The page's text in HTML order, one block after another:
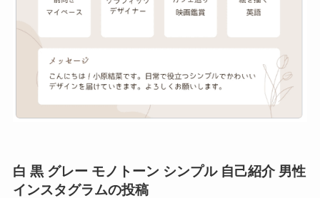
白 黒 グレー モノトーン シンプル 自己紹介 男性
インスタグラムの投稿